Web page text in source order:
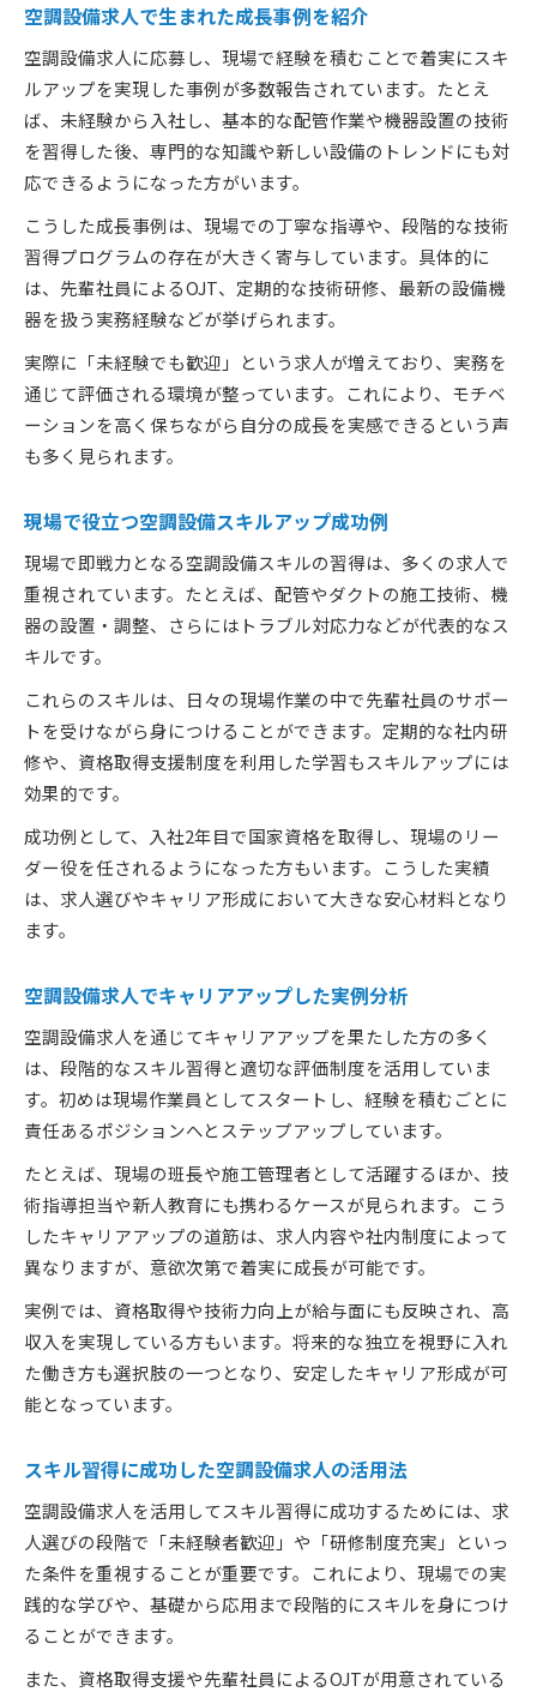
空調設備求人で生まれた成長事例を紹介
空調設備求人に応募し、現場で経験を積むことで着実にスキ
ルアップを実現した事例が多数報告されています。たとえ
ば、未経験から入社し、基本的な配管作業や機器設置の技術
を習得した後、専門的な知識や新しい設備のトレンドにも対
応できるようになった方がいます。
こうした成長事例は、現場での丁寧な指導や、段階的な技術
習得プログラムの存在が大きく寄与しています。具体的に
は、先輩社員によるOJT、定期的な技術研修、最新の設備機
器を扱う実務経験などが挙げられます。
実際に「未経験でも歓迎」という求人が増えており、実務を
通じて評価される環境が整っています。これにより、モチベ
ーションを高く保ちながら自分の成長を実感できるという声
も多く見られます。
現場で役立つ空調設備スキルアップ成功例
現場で即戦力となる空調設備スキルの習得は、多くの求人で
重視されています。たとえば、配管やダクトの施工技術、機
器の設置・調整、さらにはトラブル対応力などが代表的なス
キルです。
これらのスキルは、日々の現場作業の中で先輩社員のサポー
トを受けながら身につけることができます。定期的な社内研
修や、資格取得支援制度を利用した学習もスキルアップには
効果的です。
成功例として、入社2年目で国家資格を取得し、現場のリー
ダー役を任されるようになった方もいます。こうした実績
は、求人選びやキャリア形成において大きな安心材料となり
ます。
空調設備求人でキャリアアップした実例分析
空調設備求人を通じてキャリアアップを果たした方の多く
は、段階的なスキル習得と適切な評価制度を活用していま
す。初めは現場作業員としてスタートし、経験を積むごとに
責任あるポジションへとステップアップしています。
たとえば、現場の班長や施工管理者として活躍するほか、技
術指導担当や新人教育にも携わるケースが見られます。こう
したキャリアアップの道筋は、求人内容や社内制度によって
異なりますが、意欲次第で着実に成長が可能です。
実例では、資格取得や技術力向上が給与面にも反映され、高
収入を実現している方もいます。将来的な独立を視野に入れ
た働き方も選択肢の一つとなり、安定したキャリア形成が可
能となっています。
スキル習得に成功した空調設備求人の活用法
空調設備求人を活用してスキル習得に成功するためには、求
人選びの段階で「未経験者歓迎」や「研修制度充実」といっ
た条件を重視することが重要です。これにより、現場での実
践的な学びや、基礎から応用まで段階的にスキルを身につけ
ることができます。
また、資格取得支援や先輩社員によるOJTが用意されている